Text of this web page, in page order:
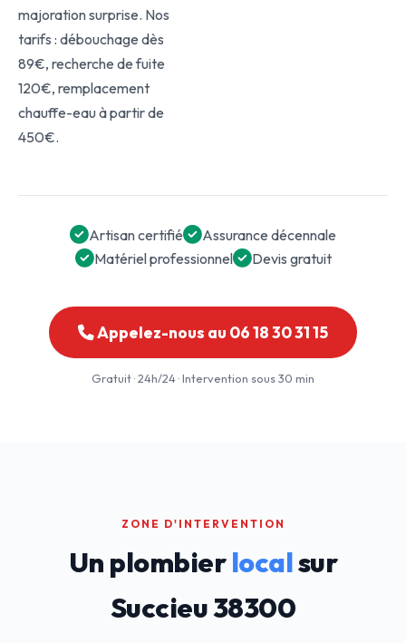
majoration surprise. Nos
tarifs : débouchage dès
89€, recherche de fuite
120€, remplacement
chauffe-eau à partir de
450€.
Artisan certifié
Assurance décennale
Matériel professionnel
Devis gratuit
Appelez-nous au 06 18 30 31 15
Gratuit · 24h/24 · Intervention sous 30 min
ZONE D'INTERVENTION
Un plombierlocalsur
Succieu 38300